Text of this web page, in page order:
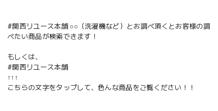
#関西リユース本舗 ○○（洗濯機など）とお調べ頂くとお客様の調
べたい商品が検索できます！
もしくは、
#関西リユース本舗
↑↑↑
こちらの文字をタップして、色んな商品をご覧ください！！